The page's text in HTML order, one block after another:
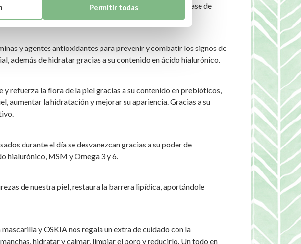
lo hace apto para utilizar de día, de noche y como base de
y agentes antioxidantes para prevenir y combatir los signos de
además de hidratar gracias a su contenido en ácido hialurónico.
refuerza la flora de la piel gracias a su contenido en prebióticos,
aumentar la hidratación y mejorar su apariencia. Gracias a su
durante el día se desvanezcan gracias a su poder de
hialurónico, MSM y Omega 3 y 6.
de nuestra piel, restaura la barrera lipídica, aportándole
y OSKIA nos regala un extra de cuidado con la
hidratar y calmar, limpiar el poro y reducirlo. Un todo en
Permitir todas